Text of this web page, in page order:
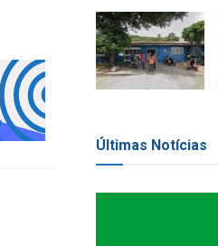
Últimas Notícias